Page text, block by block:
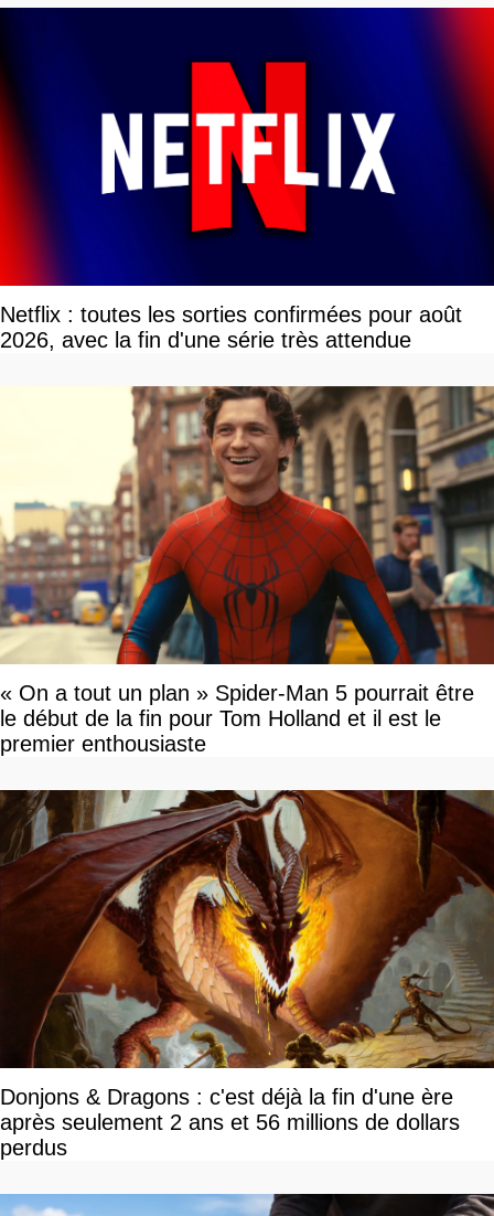
Netflix : toutes les sorties confirmées pour août
2026, avec la fin d'une série très attendue
« On a tout un plan » Spider-Man 5 pourrait être
le début de la fin pour Tom Holland et il est le
premier enthousiaste
Donjons & Dragons : c'est déjà la fin d'une ère
après seulement 2 ans et 56 millions de dollars
perdus